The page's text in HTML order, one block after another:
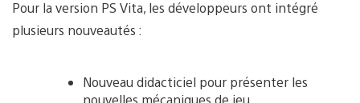
Pour la version PS Vita, les développeurs ont intégré
plusieurs nouveautés :
Nouveau didacticiel pour présenter les
nouvelles mécaniques de jeu.